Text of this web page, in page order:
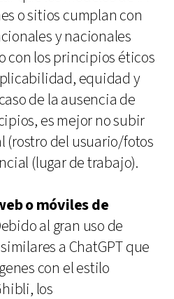
o sitios cumplan con
y nacionales
con los principios éticos
equidad y
de la ausencia de
es mejor no subir
(rostro del usuario/fotos
(lugar de trabajo).
o móviles de
al gran uso de
a ChatGPT que
con el estilo
los